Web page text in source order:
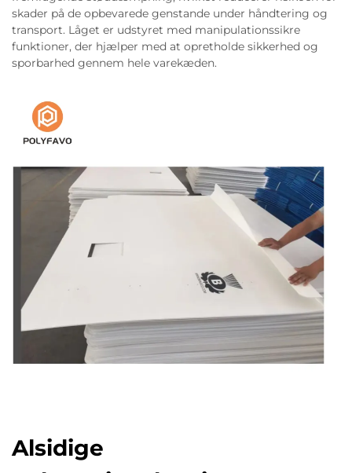
skader på de opbevarede genstande under håndtering og
transport. Låget er udstyret med manipulationssikre
funktioner, der hjælper med at opretholde sikkerhed og
sporbarhed gennem hele varekæden.
Alsidige